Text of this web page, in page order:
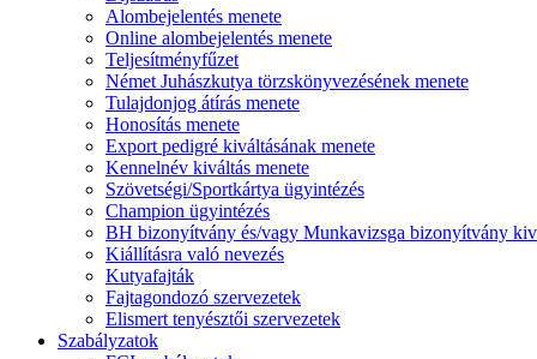
Alombejelentés menete
Online alombejelentés menete
Teljesítményfűzet
Német Juhászkutya törzskönyvezésének menete
Tulajdonjog átírás menete
Honosítás menete
Export pedigré kiváltásának menete
Kennelnév kiváltás menete
Szövetségi/Sportkártya ügyintézés
Champion ügyintézés
BH bizonyítvány és/vagy Munkavizsga bizonyítvány
Kiállításra való nevezés
Kutyafajták
Fajtagondozó szervezetek
Elismert tenyésztői szervezetek
Szabályzatok